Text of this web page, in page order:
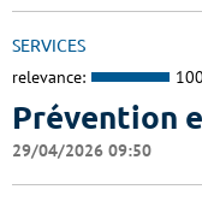
SERVICES
relevance:
Prévention
29/04/2026 09:50